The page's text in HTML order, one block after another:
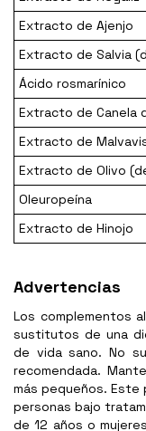
Extracto de Ajenjo
Extracto de Salvia
Ácido rosmarínico
Extracto de Canela
Extracto de
Extracto de Olivo
Oleuropeína
Extracto de Hinojo
Advertencias
Los complementos
sustitutos de una
de vida sano. No
recomendada.
más pequeños.
personas bajo
de 12 años o